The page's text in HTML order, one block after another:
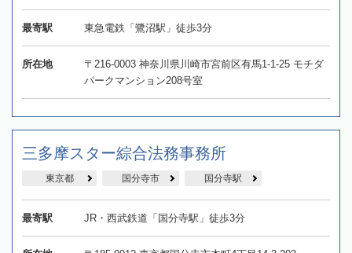
最寄駅 東急電鉄「鷺沼駅」徒歩3分
所在地
〒216-0003 神奈川県川崎市宮前区有馬1-1-25 モチダ
パークマンション208号室
三多摩スター綜合法務事務所
東京都 国分寺市 国分寺駅
最寄駅 JR・西武鉄道「国分寺駅」徒歩3分